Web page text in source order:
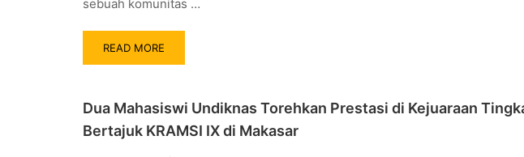
sebuah komunitas …
READ MORE
Dua Mahasiswi Undiknas Torehkan Prestasi di Kejuaraan
Bertajuk KRAMSI IX di Makasar